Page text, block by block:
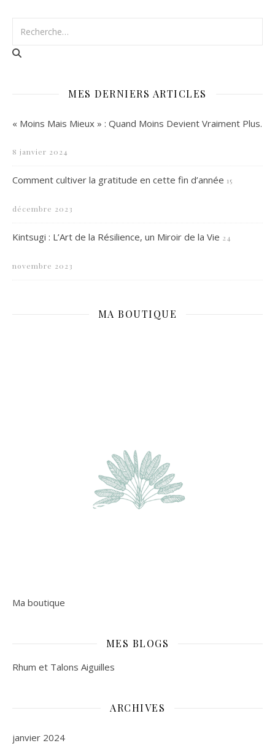
MES DERNIERS ARTICLES
« Moins Mais Mieux » : Quand Moins Devient Vraiment Plus.
8 janvier 2024
Comment cultiver la gratitude en cette fin d’année 15
décembre 2023
Kintsugi : L’Art de la Résilience, un Miroir de la Vie 24
novembre 2023
MA BOUTIQUE
Ma boutique
MES BLOGS
Rhum et Talons Aiguilles
ARCHIVES
janvier 2024